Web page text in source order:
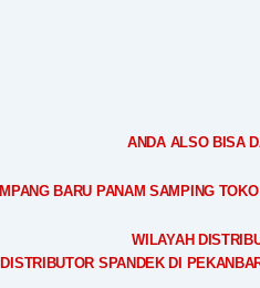
ANDA ALSO BISA
BARU PANAM SAMPING
WILAYAH
SPANDEK DI